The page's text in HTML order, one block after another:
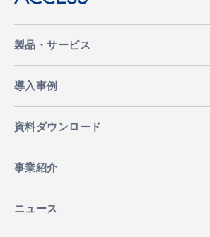
製品・サービス
導入事例
資料ダウンロード
事業紹介
ニュース